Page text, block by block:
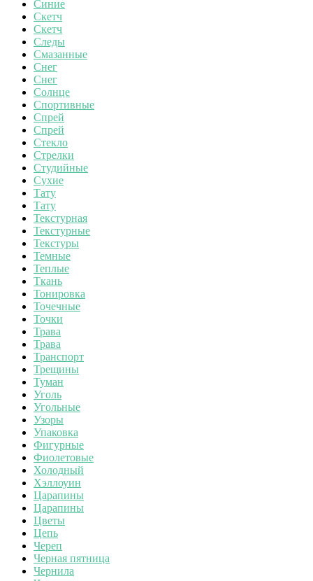
Синие
Скетч
Скетч
Следы
Смазанные
Снег
Снег
Солнце
Спортивные
Спрей
Спрей
Стекло
Стрелки
Студийные
Сухие
Тату
Тату
Текстурная
Текстурные
Текстуры
Темные
Теплые
Ткань
Тонировка
Точечные
Точки
Трава
Трава
Транспорт
Трещины
Туман
Уголь
Угольные
Узоры
Упаковка
Фигурные
Фиолетовые
Холодный
Хэллоуин
Царапины
Царапины
Цветы
Цепь
Череп
Черная пятница
Чернила